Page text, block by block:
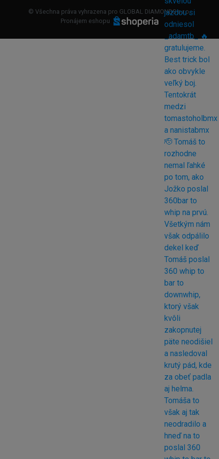
© Všechna práva vyhrazena pro GLOBAL DIAMONDS s.r.o.
Pronájem eshopu